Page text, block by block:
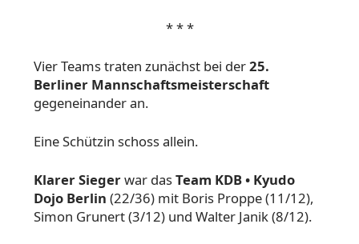
* * *
Vier Teams traten zunächst bei der25.
Berliner Mannschaftsmeisterschaft
gegeneinander an.
Eine Schützin schoss allein.
Klarer Siegerwar dasTeam KDB • Kyudo
Dojo Berlin (22/36) mit Boris Proppe (11/12),
Simon Grunert (3/12) und Walter Janik (8/12).